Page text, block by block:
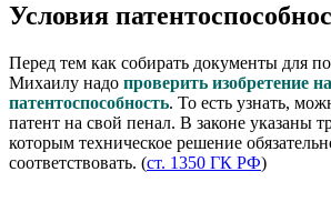
Условия
Перед тем как собирать документы для
Михаилу надо проверить изобретение на
патентоспособность. То есть узнать,
патент на свой пенал. В законе указаны
которым техническое решение
соответствовать. (ст. 1350 ГК РФ)